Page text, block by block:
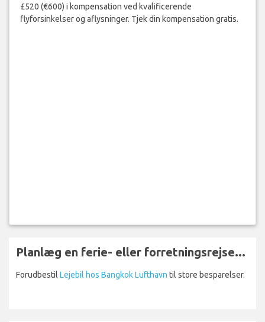
£520 (€600) i kompensation ved kvalificerende
flyforsinkelser og aflysninger. Tjek din kompensation gratis.
Planlæg en ferie- eller forretningsrejse...
Forudbestil Lejebil hos Bangkok Lufthavn til store besparelser.